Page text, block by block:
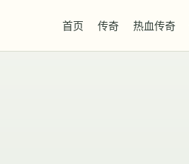
首页 传奇 热血传奇